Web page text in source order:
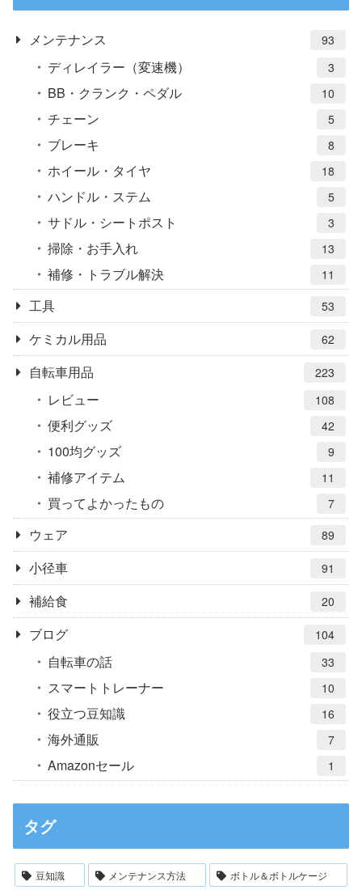
メンテナンス 93
ディレイラー（変速機） 3
BB・クランク・ペダル 10
チェーン 5
ブレーキ 8
ホイール・タイヤ 18
ハンドル・ステム 5
サドル・シートポスト 3
掃除・お手入れ 13
補修・トラブル解決 11
工具 53
ケミカル用品 62
自転車用品 223
レビュー 108
便利グッズ 42
100均グッズ 9
補修アイテム 11
買ってよかったもの 7
ウェア 89
小径車 91
補給食 20
ブログ 104
自転車の話 33
スマートトレーナー 10
役立つ豆知識 16
海外通販 7
Amazonセール 1
タグ
豆知識 メンテナンス方法 ボトル＆ボトルケージ